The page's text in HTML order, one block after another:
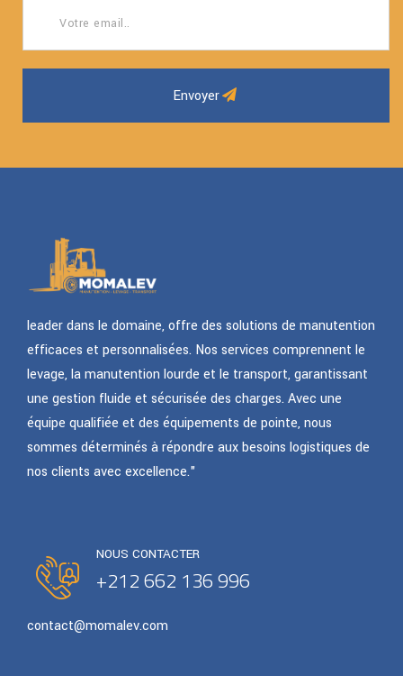
Envoyer
leader dans le domaine, offre des solutions de manutention
efficaces et personnalisées. Nos services comprennent le
levage, la manutention lourde et le transport, garantissant
une gestion fluide et sécurisée des charges. Avec une
équipe qualifiée et des équipements de pointe, nous
sommes déterminés à répondre aux besoins logistiques de
nos clients avec excellence."
NOUS CONTACTER
+212 662 136 996
contact@momalev.com